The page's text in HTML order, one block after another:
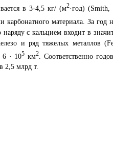
в 3-4,5 кг/ (м2·год)
карбонатного материала. За год
с кальцием входит в
и ряд тяжелых металлов
6 · 105 км2 . Соответственно
2,5 млрд т.